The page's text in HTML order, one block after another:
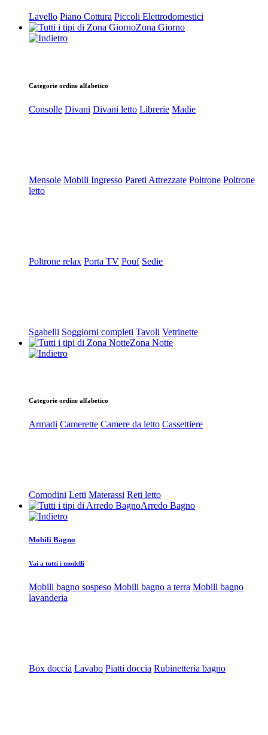
Lavello Piano Cottura Piccoli Elettrodomestici
Zona Giorno
Categorie ordine alfabetico
Consolle Divani Divani letto Librerie Madie
Mensole Mobili Ingresso Pareti Attrezzate Poltrone Poltrone
letto
Poltrone relax Porta TV Pouf Sedie
Sgabelli Soggiorni completi Tavoli Vetrinette
Zona Notte
Categorie ordine alfabetico
Armadi Camerette Camere da letto Cassettiere
Comodini Letti Materassi Reti letto
Arredo Bagno
Mobili Bagno
Vai a tutti i modelli
Mobili bagno sospeso Mobili bagno a terra Mobili bagno
lavanderia
Box doccia Lavabo Piatti doccia Rubinetteria bagno